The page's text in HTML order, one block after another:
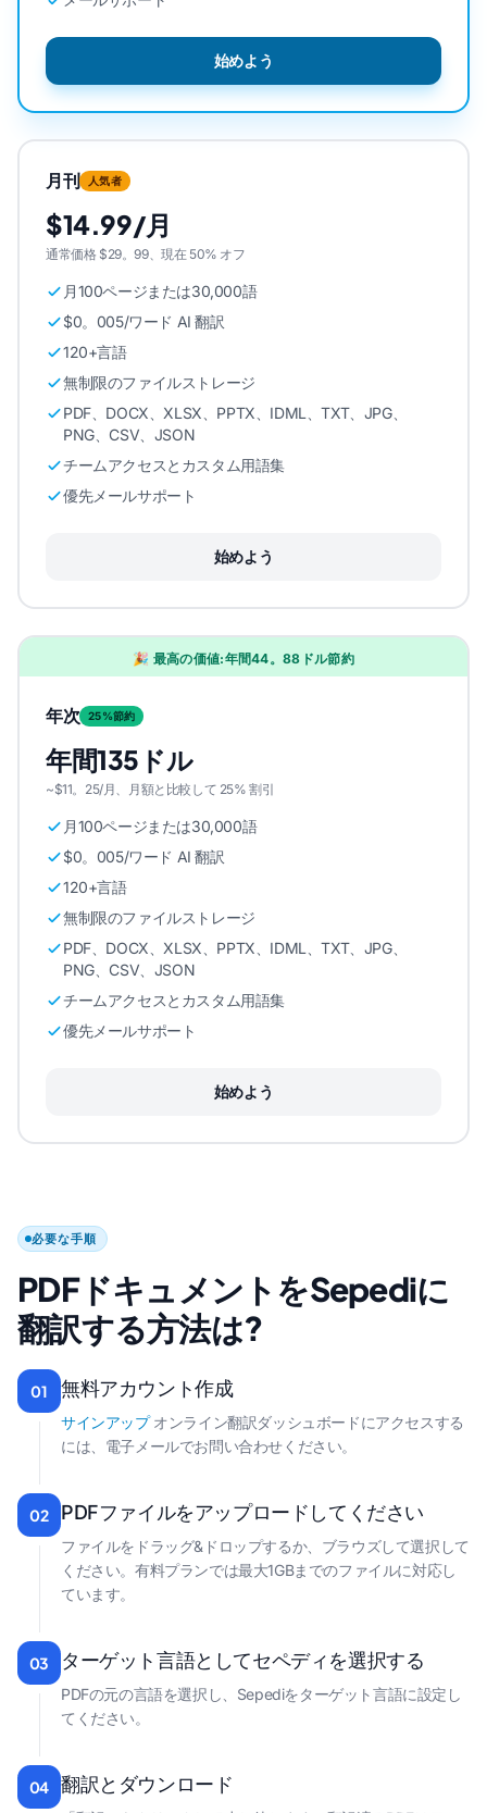
始めよう
月刊 人気者
$14.99/月
通常価格 $29。99、現在 50% オフ
月100ページまたは30,000語
$0。005/ワード AI 翻訳
120+言語
無制限のファイルストレージ
PDF、DOCX、XLSX、PPTX、IDML、TXT、JPG、
PNG、CSV、JSON
チームアクセスとカスタム用語集
優先メールサポート
始めよう
🎉 最高の価値:年間44。88ドル節約
年次 25%節約
年間135ドル
~$11。25/月、月額と比較して 25% 割引
月100ページまたは30,000語
$0。005/ワード AI 翻訳
120+言語
無制限のファイルストレージ
PDF、DOCX、XLSX、PPTX、IDML、TXT、JPG、
PNG、CSV、JSON
チームアクセスとカスタム用語集
優先メールサポート
始めよう
必要な手順
PDFドキュメントをSepediに
翻訳する方法は?
01 無料アカウント作成
サインアップオンライン翻訳ダッシュボードにアクセスする
には、電子メールでお問い合わせください。
02 PDFファイルをアップロードしてください
ファイルをドラッグ&ドロップするか、ブラウズして選択して
ください。有料プランでは最大1GBまでのファイルに対応し
ています。
03 ターゲット言語としてセペディを選択する
PDFの元の言語を選択し、Sepediをターゲット言語に設定し
てください。
04 翻訳とダウンロード